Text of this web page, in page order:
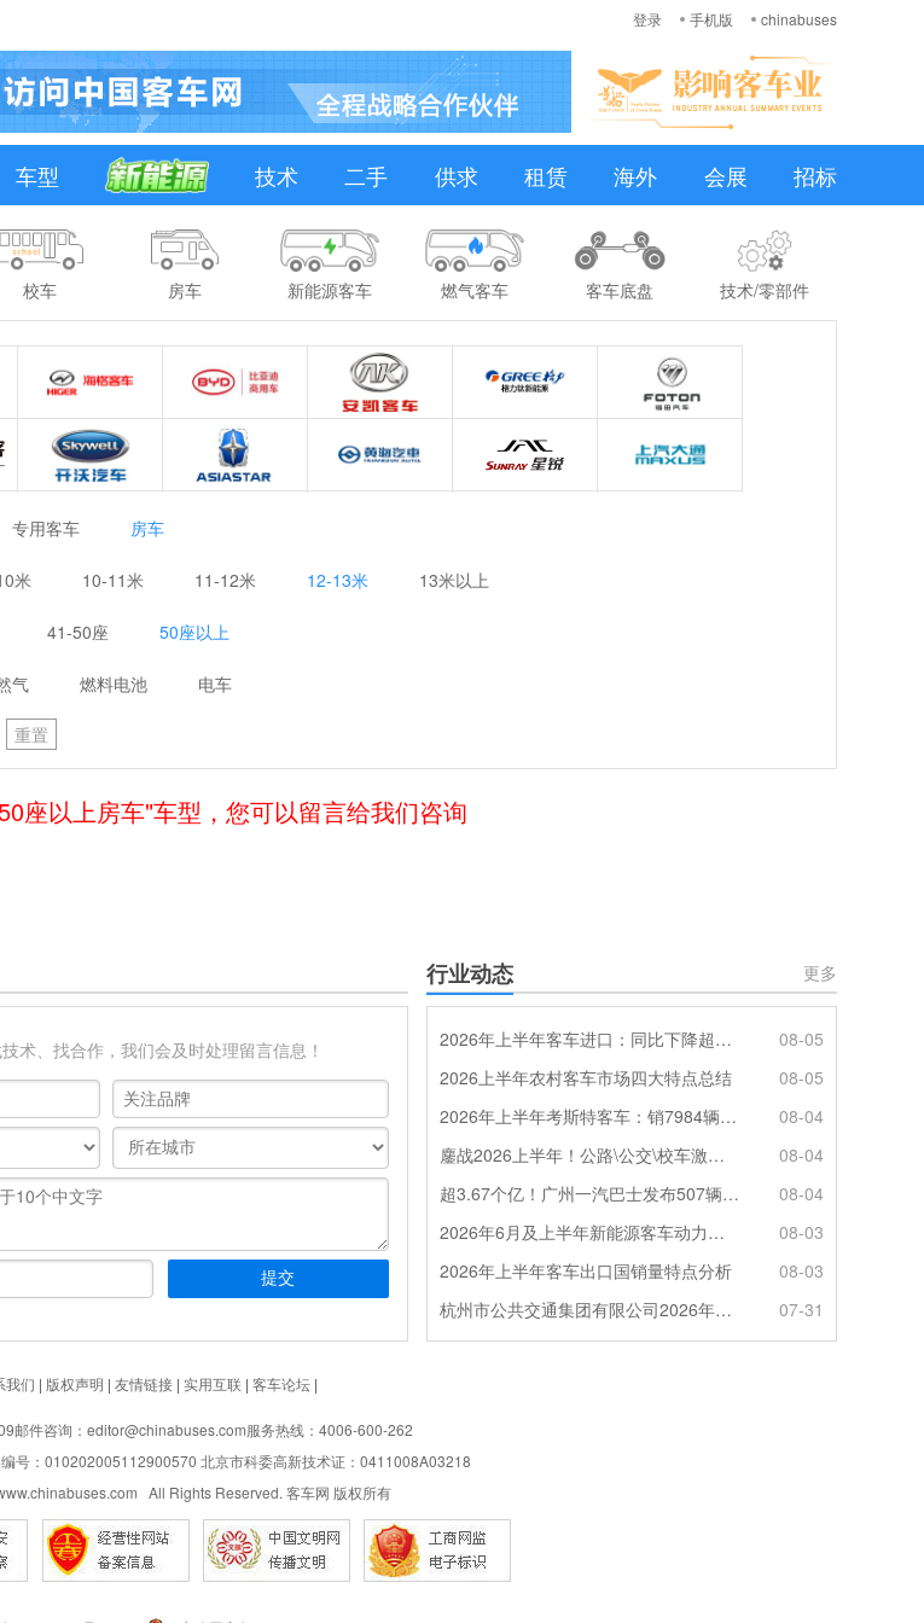
登录 手机版 chinabuses
车型 技术 二手 供求 租赁 海外 会展 招标
校车 房车 新能源客车 燃气客车 客车底盘 技术/零部件
专用客车 房车
米 10-11米 11-12米 12-13米 13米以上
41-50座 50座以上
气 燃料电池 电车
重置
座以上房车"车型，您可以留言给我们咨询
术、找合作，我们会及时处理留言信息！
行业动态 更多
2026年上半年客车进口：同比下降超4成，轻客主体地位凸显
08-05
2026上半年农村客车市场四大特点总结
08-05
2026年上半年考斯特客车：销7984辆 6米领涨领跑 电动化提速
08-04
鏖战2026上半年！公路\公交\校车激烈角逐，谁问鼎赛道赢家?
08-04
超3.67个亿！广州一汽巴士发布507辆纯电动城市客车采购中标公告
08-04
2026年6月及上半年新能源客车动力电池装机量特点分析
08-03
2026年上半年客车出口国销量特点分析
08-03
杭州市公共交通集团有限公司2026年100辆纯电动城市客车采购招标公告
07-31
我们 | 版权声明 | 友情链接| 实用互联| 客车论坛|
邮件咨询：editor@chinabuses.com服务热线：4006-600-262
号：010202005112900570 北京市科委高新技术证：0411008A03218
All Rights Reserved. 客车网 版权所有